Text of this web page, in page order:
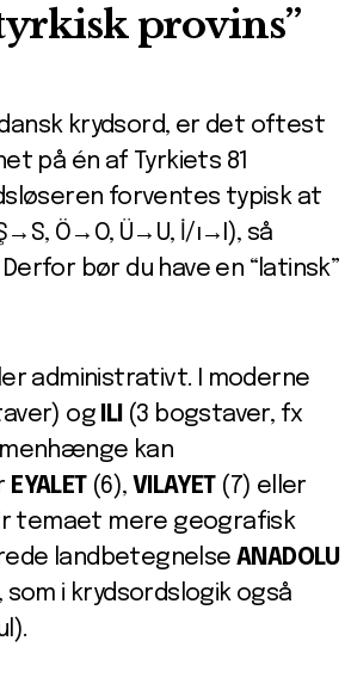
provins”
krydsord, er det oftest
på én af Tyrkiets 81
forventes typisk at
Ö→O, Ü→U, İ/ı→I), så
Derfor bør du have en “latinsk”
administrativt. I moderne
og ILI (3 bogstaver, fx
kan
EYALET(6), VILAYET(7) eller
temaet mere geografisk
landbetegnelseANADOLU
som i krydsordslogik også